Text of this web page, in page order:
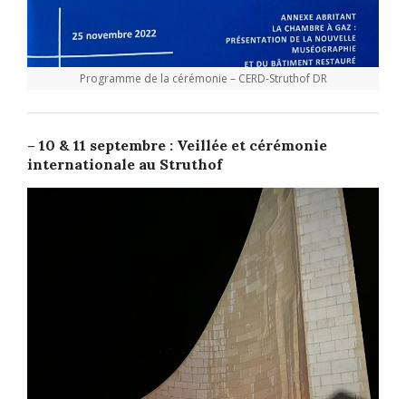
Programme de la cérémonie – CERD-Struthof DR
– 10 & 11 septembre : Veillée et cérémonie
internationale au Struthof